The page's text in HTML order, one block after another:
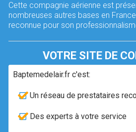
Cette compagnie aérienne est
nombreuses autres bases en
reconnue pour son
VOTRE SITE DE
Baptemedelair.fr c'est:
Un réseau de prestataires
Des experts à votre service